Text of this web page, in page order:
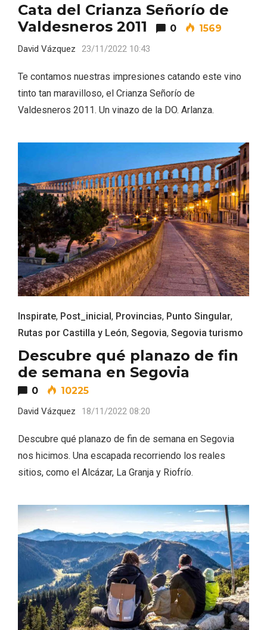
Cata del Crianza Señorío de
Valdesneros 2011
0 1569
David Vázquez 23/11/2022 10:43
Te contamos nuestras impresiones catando este vino
tinto tan maravilloso, el Crianza Señorío de
Valdesneros 2011. Un vinazo de la DO. Arlanza.
Inspirate, Post_inicial , Provincias, Punto Singular,
Rutas por Castilla y León, Segovia, Segovia turismo
Descubre qué planazo de fin
de semana en Segovia
0 10225
David Vázquez 18/11/2022 08:20
Descubre qué planazo de fin de semana en Segovia
nos hicimos. Una escapada recorriendo los reales
sitios, como el Alcázar, La Granja y Riofrío.
VII Feria del Vino de Sotillo 2026 ‘Sotillo,
Feria del Vino de Toro 2026; descubre
“Otros Vinos de Toro”
V Feria Europea del Queso 2026 en
Serrada